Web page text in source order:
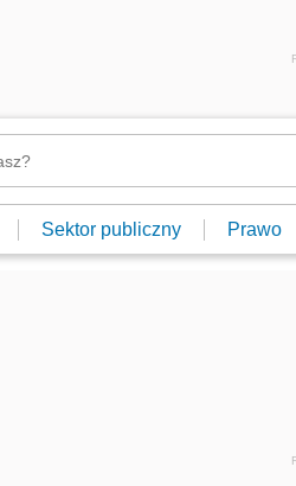
Sektor publiczny Prawo